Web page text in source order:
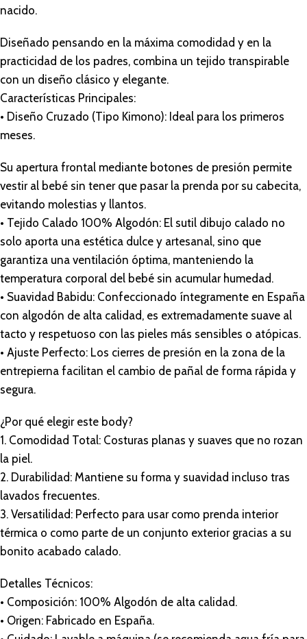
nacido.
Diseñado pensando en la máxima comodidad y en la
practicidad de los padres, combina un tejido transpirable
con un diseño clásico y elegante.
Características Principales:
• Diseño Cruzado (Tipo Kimono): Ideal para los primeros
meses.
Su apertura frontal mediante botones de presión permite
vestir al bebé sin tener que pasar la prenda por su cabecita,
evitando molestias y llantos.
• Tejido Calado 100% Algodón: El sutil dibujo calado no
solo aporta una estética dulce y artesanal, sino que
garantiza una ventilación óptima, manteniendo la
temperatura corporal del bebé sin acumular humedad.
• Suavidad Babidu: Confeccionado íntegramente en España
con algodón de alta calidad, es extremadamente suave al
tacto y respetuoso con las pieles más sensibles o atópicas.
• Ajuste Perfecto: Los cierres de presión en la zona de la
entrepierna facilitan el cambio de pañal de forma rápida y
segura.
¿Por qué elegir este body?
1. Comodidad Total: Costuras planas y suaves que no rozan
la piel.
2. Durabilidad: Mantiene su forma y suavidad incluso tras
lavados frecuentes.
3. Versatilidad: Perfecto para usar como prenda interior
térmica o como parte de un conjunto exterior gracias a su
bonito acabado calado.
Detalles Técnicos:
• Composición: 100% Algodón de alta calidad.
• Origen: Fabricado en España.